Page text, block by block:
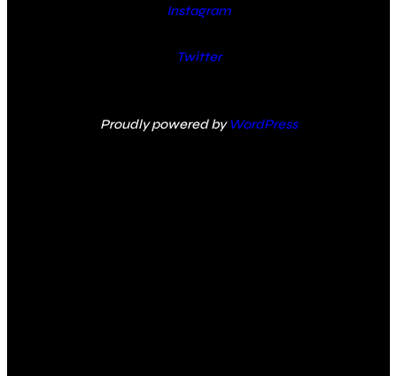
Instagram
Twitter
Proudly powered byWordPress